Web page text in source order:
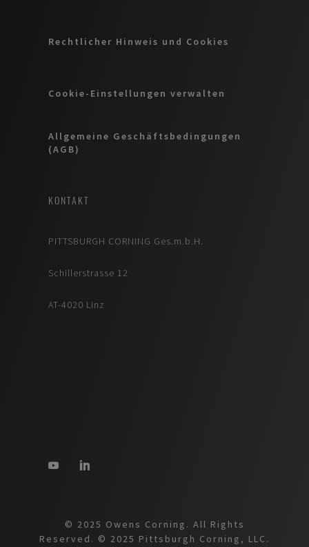
Rechtlicher Hinweis und Cookies
Cookie-Einstellungen verwalten
Allgemeine Geschäftsbedingungen
(AGB)
KONTAKT
PITTSBURGH CORNING Ges.m.b.H.
Schillerstrasse 12
AT-4020 Linz
© 2025 Owens Corning. All Rights
Reserved. © 2025 Pittsburgh Corning, LLC.